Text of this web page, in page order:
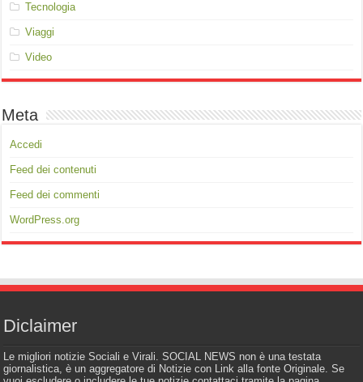
Tecnologia
Viaggi
Video
Meta
Accedi
Feed dei contenuti
Feed dei commenti
WordPress.org
Diclaimer
Le migliori notizie Sociali e Virali. SOCIAL NEWS non è una testata
giornalistica, è un aggregatore di Notizie con Link alla fonte Originale. Se